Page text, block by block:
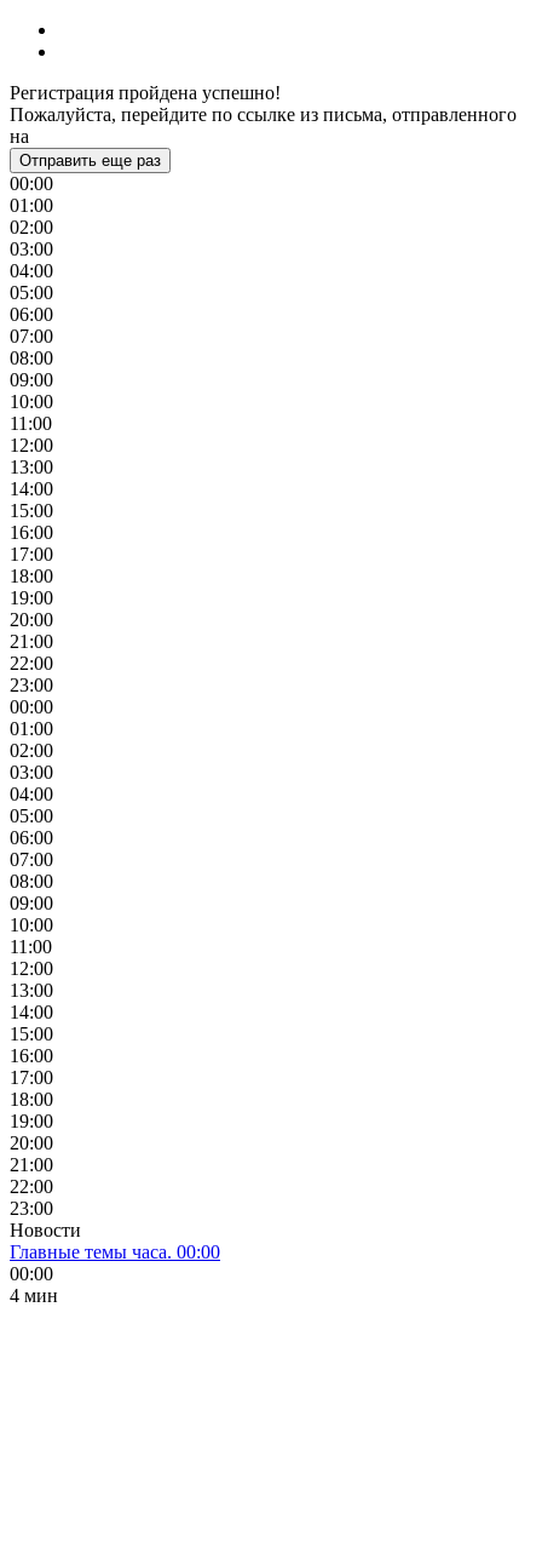
Регистрация пройдена успешно!
Пожалуйста, перейдите по ссылке из письма, отправленного
на
Отправить еще раз
00:00
01:00
02:00
03:00
04:00
05:00
06:00
07:00
08:00
09:00
10:00
11:00
12:00
13:00
14:00
15:00
16:00
17:00
18:00
19:00
20:00
21:00
22:00
23:00
00:00
01:00
02:00
03:00
04:00
05:00
06:00
07:00
08:00
09:00
10:00
11:00
12:00
13:00
14:00
15:00
16:00
17:00
18:00
19:00
20:00
21:00
22:00
23:00
Новости
Главные темы часа. 00:00
00:00
4 мин